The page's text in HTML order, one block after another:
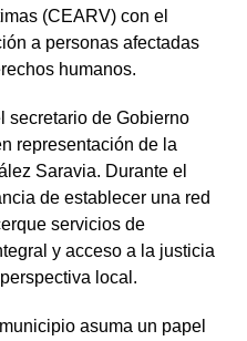
(CEARV) con el
a personas afectadas
humanos.
secretario de Gobierno
representación de la
Saravia. Durante el
de establecer una red
servicios de
y acceso a la justicia
local.
asuma un papel